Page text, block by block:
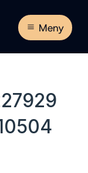
Meny